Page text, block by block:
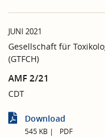
JUNI 2021
Gesellschaft für
(GTFCH)
AMF 2/21
CDT
Download
545 KB PDF